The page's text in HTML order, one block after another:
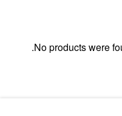
No products were